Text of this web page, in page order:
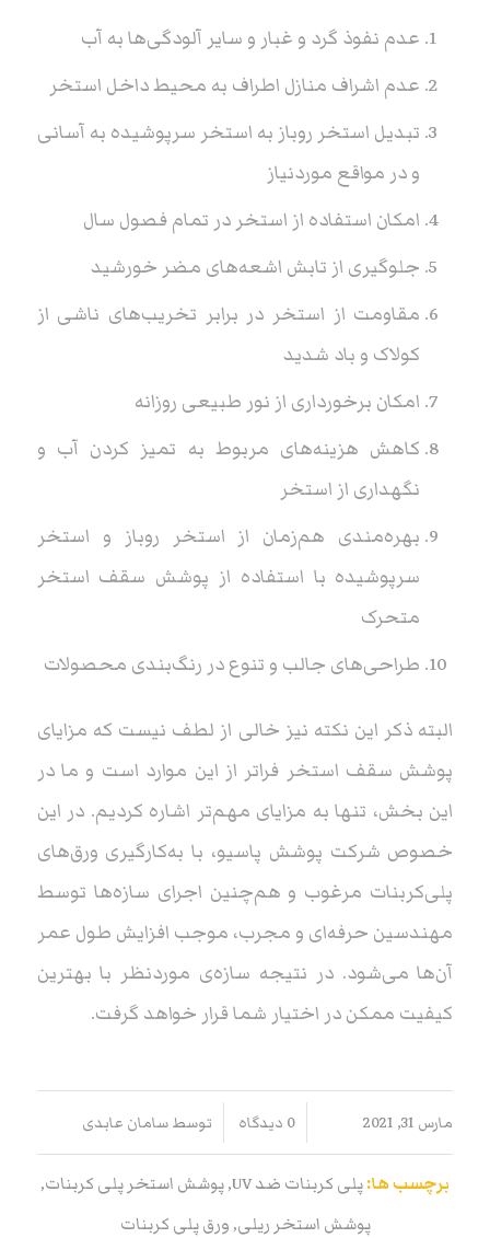
عدم نفوذ گرد و غبار و سایر آلودگی‌ها به آب
عدم اشراف منازل اطراف به محیط داخل استخر
تبدیل استخر روباز به استخر سرپوشیده به آسانی
و در مواقع موردنیاز
امکان استفاده از استخر در تمام فصول سال
جلوگیری از تابش اشعه‌های مضر خورشید
مقاومت از استخر در برابر تخریب‌های ناشی از
کولاک و باد شدید
امکان برخورداری از نور طبیعی روزانه
کاهش هزینه‌های مربوط به تمیز کردن آب و
نگهداری از استخر
بهره‌مندی هم‌زمان از استخر روباز و استخر
سرپوشیده با استفاده از پوشش‌ سقف استخر
متحرک
طراحی‌های جالب و تنوع در رنگ‌بندی محصولات
البته ذکر این نکته نیز خالی از لطف نیست که مزایای
پوشش سقف استخر فراتر از این موارد است و ما در
این بخش، تنها به مزایای مهم‌تر اشاره کردیم. در این
خصوص شرکت پوشش پاسیو، با به‌کارگیری ورق‌های
پلی‌کربنات مرغوب و هم‌چنین اجرای سازه‌ها توسط
مهندسین حرفه‌ای و مجرب، موجب افزایش طول عمر
آن‌ها می‌شود. در نتیجه سازه‌ی موردنظر با بهترین
کیفیت ممکن در اختیار شما قرار خواهد گرفت.
مارس 31, 2021 / 0 دیدگاه
/ توسطسامان عابدی
برچسب ها:پلی کربنات ضد UV ,پوشش استخر پلی کربنات,
پوشش استخر ریلی, ورق پلی کربنات